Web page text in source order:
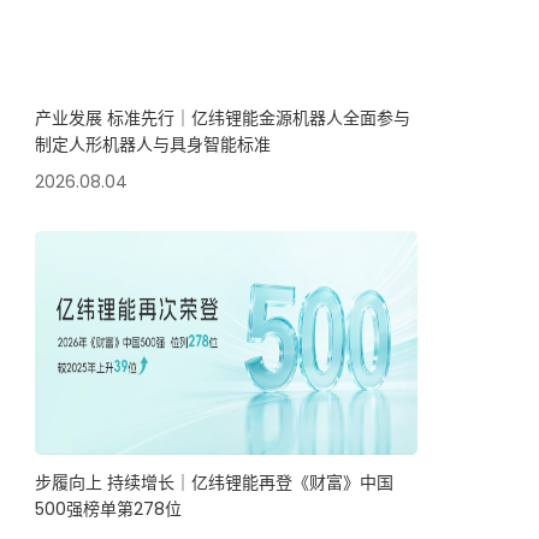
产业发展 标准先行｜亿纬锂能金源机器人全面参与
制定人形机器人与具身智能标准
2026.08.04
步履向上 持续增长｜亿纬锂能再登《财富》中国
500强榜单第278位